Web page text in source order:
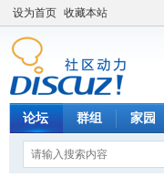
设为首页 收藏本站
论坛 群组 家园